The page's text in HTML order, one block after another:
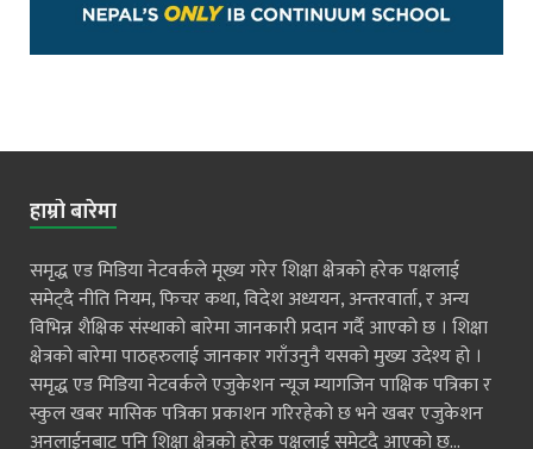
हाम्रो बारेमा
समृद्ध एड मिडिया नेटवर्कले मूख्य गरेर शिक्षा क्षेत्रको हरेक पक्षलाई
समेट्दै नीति नियम, फिचर कथा, विदेश अध्ययन, अन्तरवार्ता, र अन्य
विभिन्न शैक्षिक संस्थाको बारेमा जानकारी प्रदान गर्दै आएको छ । शिक्षा
क्षेत्रको बारेमा पाठहरुलाई जानकार गराँउनुनै यसको मुख्य उदेश्य हो ।
समृद्ध एड मिडिया नेटवर्कले एजुकेशन न्यूज म्यागजिन पाक्षिक पत्रिका र
स्कुल खबर मासिक पत्रिका प्रकाशन गरिरहेको छ भने खबर एजुकेशन
अनलाईनबाट पनि शिक्षा क्षेत्रको हरेक पक्षलाई समेट्दै आएको छ...